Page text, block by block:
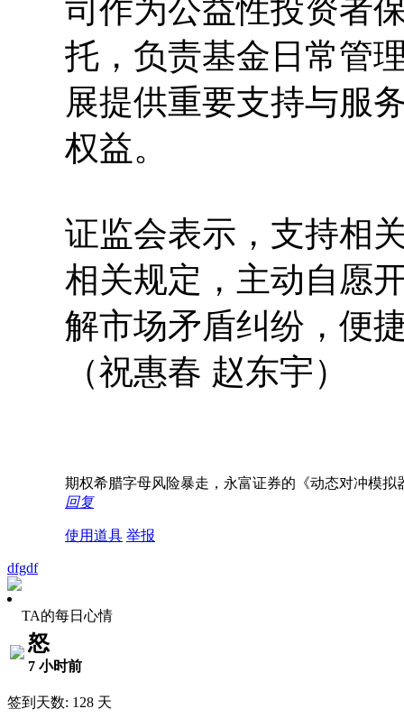
司作为公益性投资者
托，负责基金日常管
展提供重要支持与服
权益。
证监会表示，支持相
相关规定，主动自愿
解市场矛盾纠纷，便
（祝惠春 赵东宇）
期权希腊字母风险暴走，永富证券的《动态对冲模拟
回复
使用道具 举报
dfgdf
TA的每日心情
怒
7 小时前
签到天数: 128 天